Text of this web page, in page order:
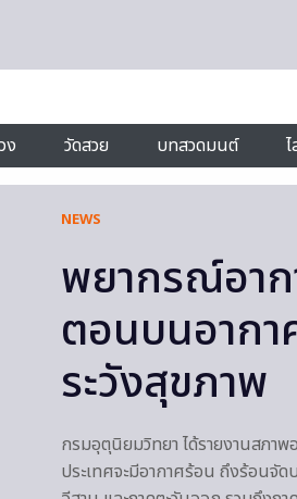
ง วัดสวย บทสวดมนต์
NEWS
พยากรณ์อา
ตอนบนอาก
ระวังสุขภาพ
กรมอุตุนิยมวิทยา ได้รายงานสภา
ประเทศจะมีอากาศร้อน ถึงร้อนจั